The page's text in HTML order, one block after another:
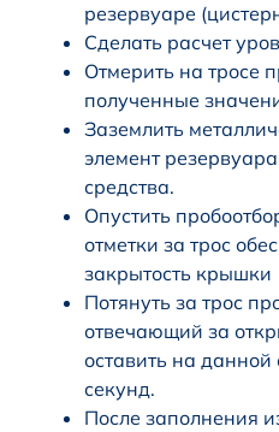
резервуаре
Сделать расчет
Отмерить на тросе
полученные
Заземлить
элемент
средства.
Опустить
отметки за трос
закрытость крышки
Потянуть за трос
отвечающий за
оставить на
секунд.
После заполнения